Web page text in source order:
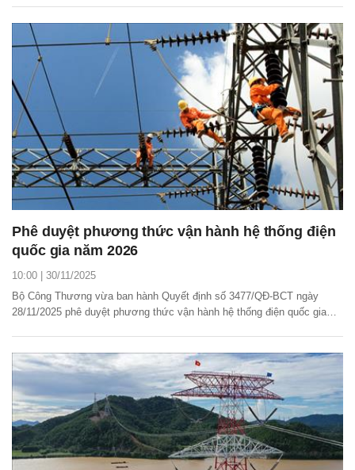
Phê duyệt phương thức vận hành hệ thống điện
quốc gia năm 2026
10:00 | 30/11/2025
Bộ Công Thương vừa ban hành Quyết định số 3477/QĐ-BCT ngày
28/11/2025 phê duyệt phương thức vận hành hệ thống điện quốc gia